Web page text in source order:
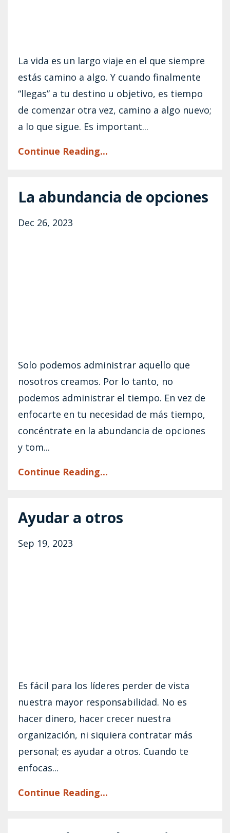
La vida es un largo viaje en el que siempre
estás camino a algo. Y cuando finalmente
“llegas” a tu destino u objetivo, es tiempo
de comenzar otra vez, camino a algo nuevo;
a lo que sigue. Es important...
Continue Reading...
La abundancia de opciones
Dec 26, 2023
Solo podemos administrar aquello que
nosotros creamos. Por lo tanto, no
podemos administrar el tiempo. En vez de
enfocarte en tu necesidad de más tiempo,
concéntrate en la abundancia de opciones
y tom...
Continue Reading...
Ayudar a otros
Sep 19, 2023
Es fácil para los líderes perder de vista
nuestra mayor responsabilidad. No es
hacer dinero, hacer crecer nuestra
organización, ni siquiera contratar más
personal; es ayudar a otros. Cuando te
enfocas...
Continue Reading...